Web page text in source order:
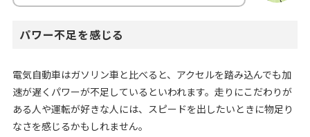
パワー不足を感じる
電気自動車はガソリン車と比べると、アクセルを踏み込んでも加
速が遅くパワーが不足しているといわれます。走りにこだわりが
ある人や運転が好きな人には、スピードを出したいときに物足り
なさを感じるかもしれません。